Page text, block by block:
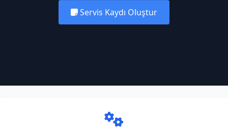
Servis Kaydı Oluştur